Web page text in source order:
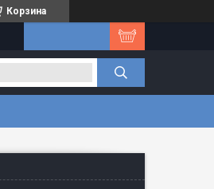
Корзина